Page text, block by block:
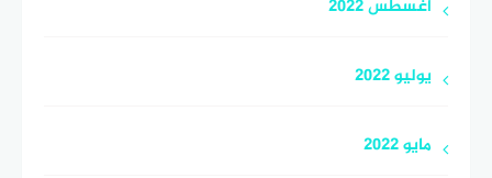
أغسطس 2022
يوليو 2022
مايو 2022